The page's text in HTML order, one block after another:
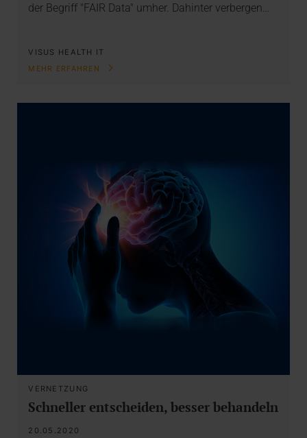
der Begriff "FAIR Data" umher. Dahinter verbergen…
VISUS HEALTH IT
MEHR ERFAHREN
VERNETZUNG
Schneller entscheiden, besser behandeln
20.05.2020